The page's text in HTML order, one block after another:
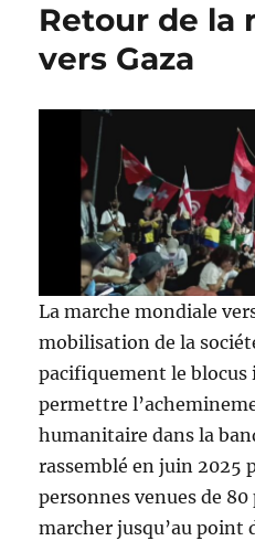
Retour de la
vers Gaza
La marche mondiale
mobilisation de la
pacifiquement le blocus
permettre
humanitaire dans la
rassemblé en juin 2025
personnes venues de
marcher jusqu’au point